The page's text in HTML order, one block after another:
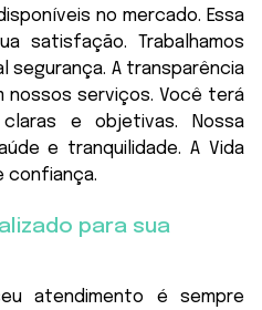
no mercado. Essa
satisfação. Trabalhamos
A transparência
nossos serviços. Você terá
e objetivas. Nossa
e tranquilidade. A Vida
confiança.
para sua
atendimento é sempre